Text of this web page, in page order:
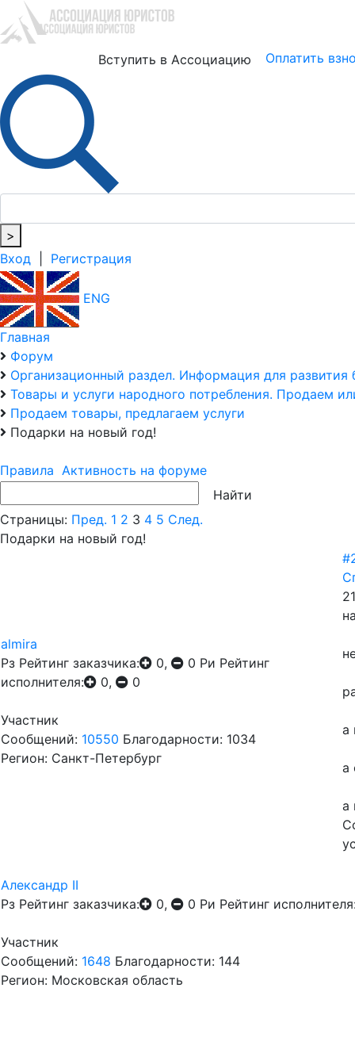
Вступить в Ассоциацию Оплатить
>
Вход
Регистрация
ENG
Главная
Форум
Организационный раздел. Информация для развития
Товары и услуги народного потребления. Продаем
Продаем товары, предлагаем услуги
Подарки на новый год!
Правила Активность на форуме
Страницы: Пред. 1 2 3 4 5 След.
Подарки на новый год!
almira
Рз Рейтинг заказчика: 0, 0 Ри Рейтинг
исполнителя:
0, 0
Участник
Сообщений: 10550 Благодарности: 1034
Регион: Санкт-Петербург
а
а
а
Александр II
Рз Рейтинг заказчика: 0, 0 Ри Рейтинг
Участник
Сообщений: 1648 Благодарности: 144
Регион: Московская область